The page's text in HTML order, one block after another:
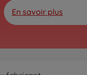
En savoir plus